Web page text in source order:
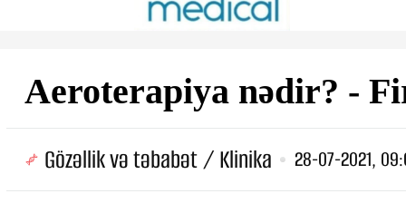
Aeroterapiya nədir? -
Gözəllik və təbabət / Klinika 28-07-2021,